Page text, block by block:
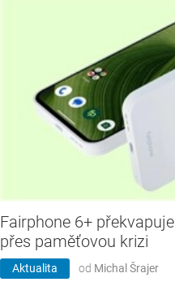
Fairphone 6+
přes paměťovou krizi
Aktualita od Michal Šrajer